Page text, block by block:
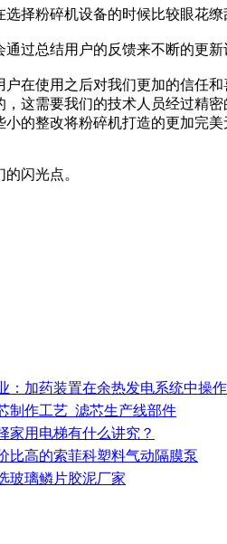
择粉碎机设备的时候比较眼花缭
过总结用户的反馈来不断的更新
在使用之后对我们更加的信任
这需要我们的技术人员经过精
的整改将粉碎机打造的更加完美
闪光点。
：加药装置在余热发电系统中操
制作工艺_滤芯生产线部件
家用电梯有什么讲究？
比高的索菲科塑料气动隔膜泵
玻璃鳞片胶泥厂家